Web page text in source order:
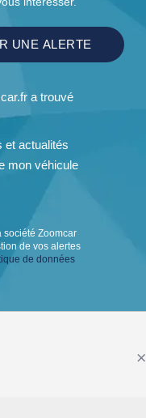
UNE ALERTE
a trouvé
et actualités
mon véhicule
société Zoomcar
de vos alertes
de données
